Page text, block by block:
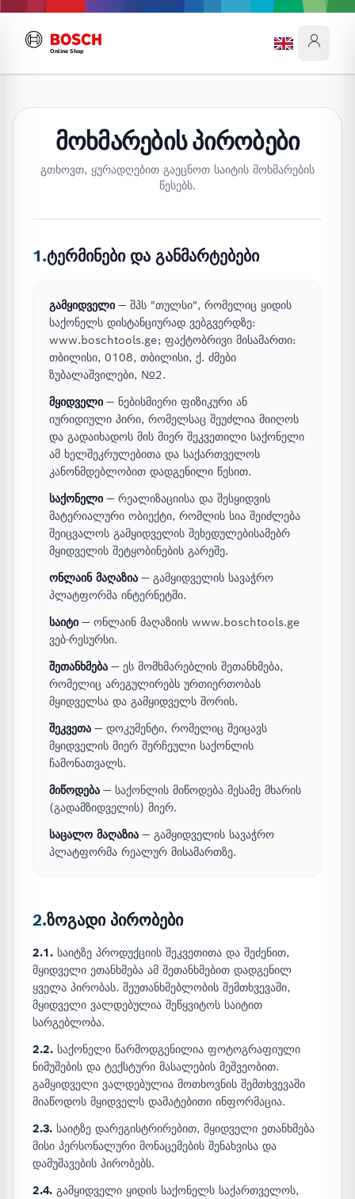
Online Shop
მოხმარების პირობები
გთხოვთ, ყურადღებით გაეცნოთ საიტის მოხმარების
წესებს.
1.ტერმინები და განმარტებები
გამყიდველი — შპს "თულსი", რომელიც ყიდის
საქონელს დისტანციურად ვებგვერდზე:
www.boschtools.ge; ფაქტობრივი მისამართი:
თბილისი, 0108, თბილისი, ქ. ძმები
ზუბალაშვილები, №2.
მყიდველი — ნებისმიერი ფიზიკური ან
იურიდიული პირი, რომელსაც შეუძლია მიიღოს
და გადაიხადოს მის მიერ შეკვეთილი საქონელი
ამ ხელშეკრულებითა და საქართველოს
კანონმდებლობით დადგენილი წესით.
საქონელი — რეალიზაციისა და შესყიდვის
მატერიალური ობიექტი, რომლის სია შეიძლება
შეიცვალოს გამყიდველის შეხედულებისამებრ
მყიდველის შეტყობინების გარეშე.
ონლაინ მაღაზია — გამყიდველის სავაჭრო
პლატფორმა ინტერნეტში.
საიტი — ონლაინ მაღაზიის www.boschtools.ge
ვებ-რესურსი.
შეთანხმება — ეს მომხმარებლის შეთანხმება,
რომელიც არეგულირებს ურთიერთობას
მყიდველსა და გამყიდველს შორის.
შეკვეთა — დოკუმენტი, რომელიც შეიცავს
მყიდველის მიერ შერჩეული საქონლის
ჩამონათვალს.
მიწოდება — საქონლის მიწოდება მესამე მხარის
(გადამზიდველის) მიერ.
საცალო მაღაზია — გამყიდველის სავაჭრო
პლატფორმა რეალურ მისამართზე.
2.ზოგადი პირობები
2.1. საიტზე პროდუქციის შეკვეთითა და შეძენით,
მყიდველი ეთანხმება ამ შეთანხმებით დადგენილ
ყველა პირობას. შეუთანხმებლობის შემთხვევაში,
მყიდველი ვალდებულია შეწყვიტოს საიტით
სარგებლობა.
2.2. საქონელი წარმოდგენილია ფოტოგრაფიული
ნიმუშების და ტექსტური მასალების მეშვეობით.
გამყიდველი ვალდებულია მოთხოვნის შემთხვევაში
მიაწოდოს მყიდველს დამატებითი ინფორმაცია.
2.3. საიტზე დარეგისტრირებით, მყიდველი ეთანხმება
მისი პერსონალური მონაცემების შენახვისა და
დამუშავების პირობებს.
2.4. გამყიდველი ყიდის საქონელს საქართველოს,